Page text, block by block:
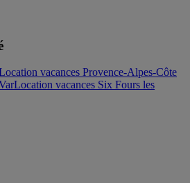
vacances Provence-Alpes-Côte
Location vacances Six Fours les